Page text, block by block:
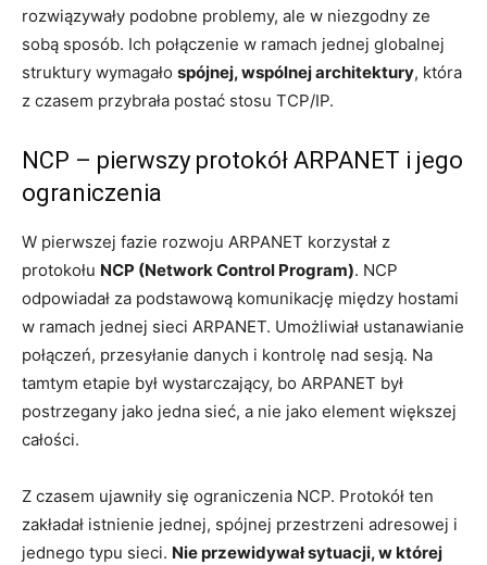
rozwiązywały podobne problemy, ale w niezgodny ze
sobą sposób. Ich połączenie w ramach jednej globalnej
struktury wymagało spójnej, wspólnej architektury, która
z czasem przybrała postać stosu TCP/IP.
NCP – pierwszy protokół ARPANET i jego
ograniczenia
W pierwszej fazie rozwoju ARPANET korzystał z
protokołu NCP (Network Control Program). NCP
odpowiadał za podstawową komunikację między hostami
w ramach jednej sieci ARPANET. Umożliwiał ustanawianie
połączeń, przesyłanie danych i kontrolę nad sesją. Na
tamtym etapie był wystarczający, bo ARPANET był
postrzegany jako jedna sieć, a nie jako element większej
całości.
Z czasem ujawniły się ograniczenia NCP. Protokół ten
zakładał istnienie jednej, spójnej przestrzeni adresowej i
jednego typu sieci. Nie przewidywał sytuacji, w której